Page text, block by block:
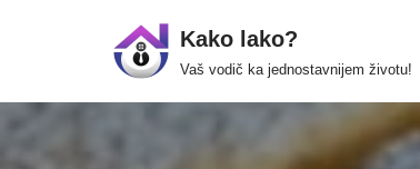
Kako lako?
Vaš vodič ka jednostavnijem životu!